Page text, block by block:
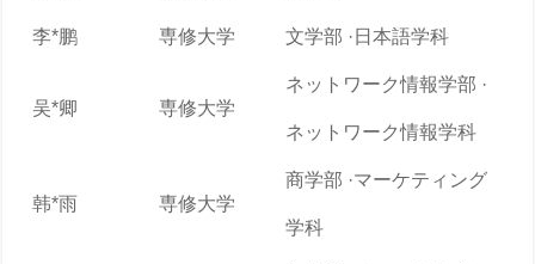
李*鹏 専修大学 文学部 ·日本語学科
吴*卿 専修大学
ネットワーク情報学部 ·
ネットワーク情報学科
韩*雨 専修大学
商学部 ·マーケティング
学科